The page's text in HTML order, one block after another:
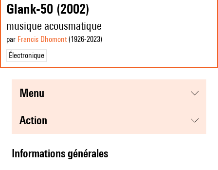
Glank-50 (2002)
musique acousmatique
par Francis Dhomont(1926-2023)
Électronique
menu
action
informations générales